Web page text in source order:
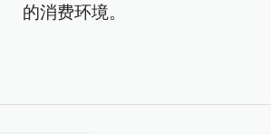
的消费环境。